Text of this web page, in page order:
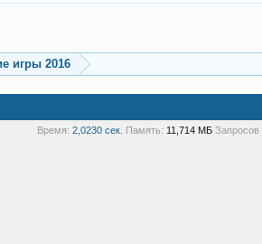
игры 2016
Время: 2,0230 сек. Память: 11,714 МБ Запросов